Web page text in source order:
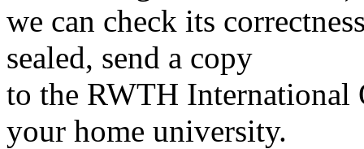
we can check its
sealed, send a copy
to the RWTH International
your home university.